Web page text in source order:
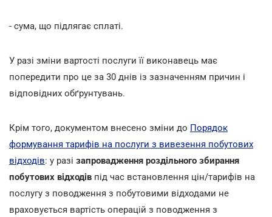
- сума, що підлягає сплаті.
У разі зміни вартості послуги її виконавець має
попередити про це за 30 днів із зазначенням причин і
відповідних обґрунтувань.
Крім того, документом внесено зміни до Порядок
формування тарифів на послуги з вивезення побутових
відходів: у разі запровадження роздільного збирання
побутових відходів під час встановлення цін/тарифів на
послугу з поводження з побутовими відходами не
враховується вартість операцій з поводження з